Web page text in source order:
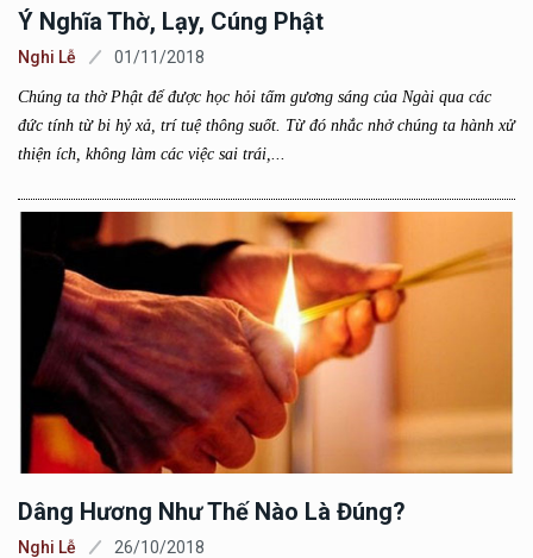
Ý Nghĩa Thờ, Lạy, Cúng Phật
Nghi Lễ 01/11/2018
Chúng ta thờ Phật để được học hỏi tấm gương sáng của Ngài qua các
đức tính từ bi hỷ xả, trí tuệ thông suốt. Từ đó nhắc nhở chúng ta hành xử
thiện ích, không làm các việc sai trái,...
Dâng Hương Như Thế Nào Là Đúng?
Nghi Lễ 26/10/2018